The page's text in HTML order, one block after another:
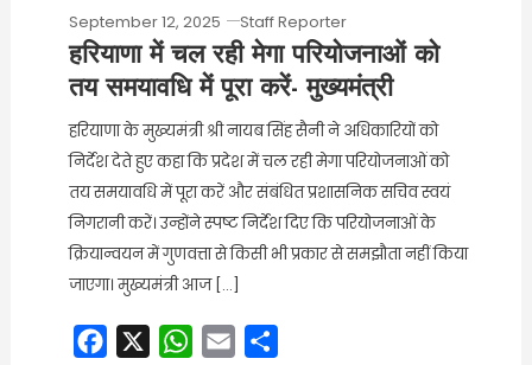
September 12, 2025 Staff Reporter
हरियाणा में चल रही मेगा परियोजनाओं को
तय समयावधि में पूरा करें- मुख्यमंत्री
हरियाणा के मुख्यमंत्री श्री नायब सिंह सैनी ने अधिकारियों को
निर्देश देते हुए कहा कि प्रदेश में चल रही मेगा परियोजनाओं को
तय समयावधि में पूरा करें और संबंधित प्रशासनिक सचिव स्वयं
निगरानी करें। उन्होंने स्पष्ट निर्देश दिए कि परियोजनाओं के
क्रियान्वयन में गुणवत्ता से किसी भी प्रकार से समझौता नहीं किया
जाएगा। मुख्यमंत्री आज […]
Facebook WhatsApp
Email